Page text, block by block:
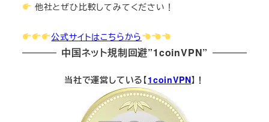
他社とぜひ比較してみてください！
公式サイトはこちらから
中国ネット規制回避”1coinVPN”
当社で運営している【1coinVPN】！